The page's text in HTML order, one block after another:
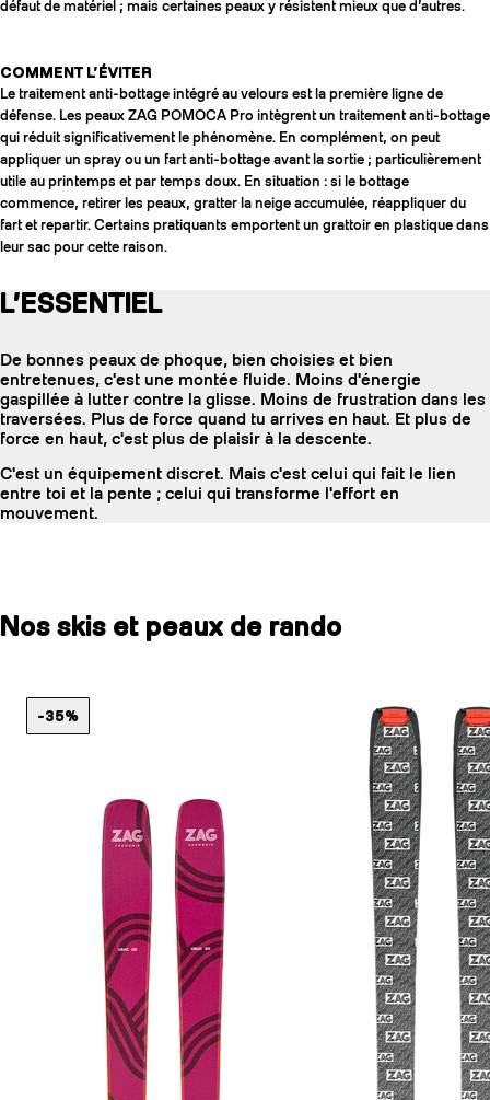
défaut de matériel ; mais certaines peaux y résistent mieux que d’autres.
COMMENT L’ÉVITER
Le traitement anti-bottage intégré au velours est la première ligne de
défense. Les peaux ZAG POMOCA Pro intègrent un traitement anti-bottage
qui réduit significativement le phénomène. En complément, on peut
appliquer un spray ou un fart anti-bottage avant la sortie ; particulièrement
utile au printemps et par temps doux. En situation : si le bottage
commence, retirer les peaux, gratter la neige accumulée, réappliquer du
fart et repartir. Certains pratiquants emportent un grattoir en plastique dans
leur sac pour cette raison.
L’ESSENTIEL
De bonnes peaux de phoque, bien choisies et bien
entretenues, c'est une montée fluide. Moins d'énergie
gaspillée à lutter contre la glisse. Moins de frustration dans les
traversées. Plus de force quand tu arrives en haut. Et plus de
force en haut, c'est plus de plaisir à la descente.
C'est un équipement discret. Mais c'est celui qui fait le lien
entre toi et la pente ; celui qui transforme l'effort en
mouvement.
Nos skis et peaux de rando
-35%